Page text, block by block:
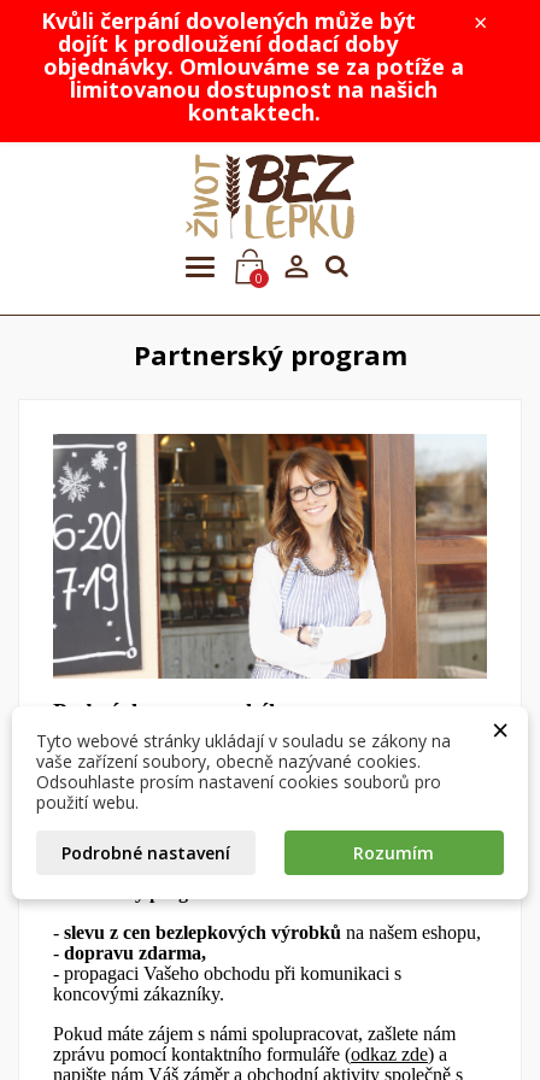
×
Kvůli čerpání dovolených může být
dojít k prodloužení dodací doby
objednávky. Omlouváme se za potíže a
limitovanou dostupnost na našich
kontaktech.
0 
Partnerský program
Podmínky partnerského programu
Partnerský program je určen pro živnostníky a
obchodníky s působností v České republice a na
Slovensku, kteří mají zájem prodávat bezlepkové
výrobky z eshopu
- slevu z cen bezlepkových výrobků na našem eshopu,
- dopravu zdarma,
- propagaci Vašeho obchodu při komunikaci s
koncovými zákazníky.
Pokud máte zájem s námi spolupracovat, zašlete nám
zprávu pomocí kontaktního formuláře (odkaz zde) a
napište nám Váš záměr a obchodní aktivity společně s
Můj seznam přání
add_circle_outline Vytvořit nový seznam
((modalTitle)) ×
((confirmMessage))
Vytvořit seznam přání ×
Název seznamu přání
Zrušit Vytvořit seznam přání
Přihlásit se ×
Musíte být přihlášen, abyste si mohli výrobky uložit do
svého seznamu přání.
Přihlásit se
×
Tyto webové stránky ukládají v souladu se zákony na
vaše zařízení soubory, obecně nazývané cookies.
Odsouhlaste prosím nastavení cookies souborů pro
použití webu.
Podrobné nastavení Rozumím